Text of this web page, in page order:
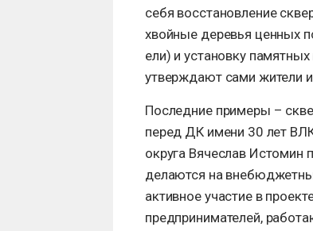
себя восстановление
хвойные деревья ценных
ели) и установку
утверждают сами жители и
Последние примеры –
перед ДК имени 30 лет
округа Вячеслав Истомин
делаются на
активное участие в
предпринимателей,